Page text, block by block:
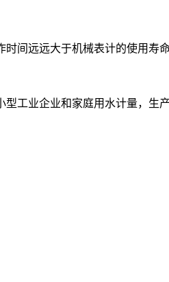
间远远大于机械表计的使用寿
工业企业和家庭用水计量，生